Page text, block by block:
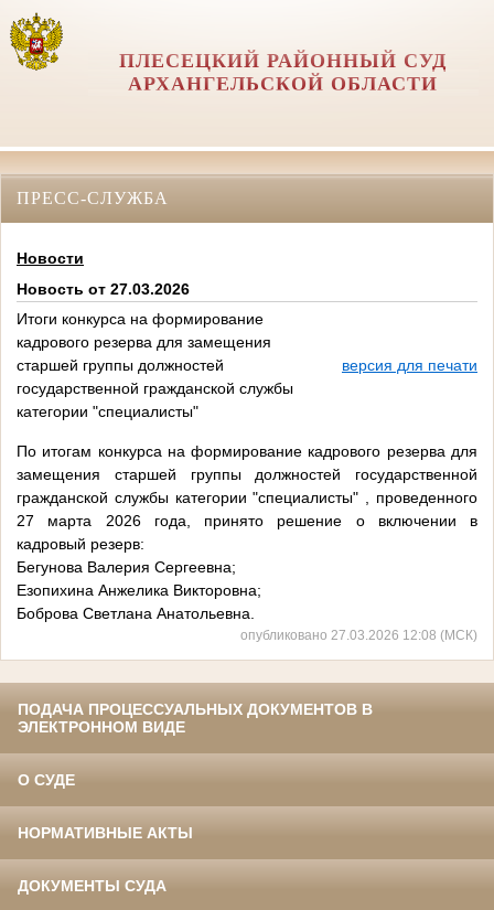
ПЛЕСЕЦКИЙ РАЙОННЫЙ СУД
АРХАНГЕЛЬСКОЙ ОБЛАСТИ
ПРЕСС-СЛУЖБА
Новости
Новость от 27.03.2026
Итоги конкурса на формирование
кадрового резерва для замещения
старшей группы должностей
государственной гражданской службы
категории "специалисты"
версия для печати
По итогам конкурса на формирование кадрового резерва для
замещения старшей группы должностей государственной
гражданской службы категории "специалисты"
, проведенного
27 марта 2026 года, принято решение о включении в
кадровый резерв:
Бегунова Валерия Сергеевна;
Езопихина Анжелика Викторовна;
Боброва Светлана Анатольевна.
опубликовано 27.03.2026 12:08 (МСК)
ПОДАЧА ПРОЦЕССУАЛЬНЫХ ДОКУМЕНТОВ В
ЭЛЕКТРОННОМ ВИДЕ
О СУДЕ
НОРМАТИВНЫЕ АКТЫ
ДОКУМЕНТЫ СУДА